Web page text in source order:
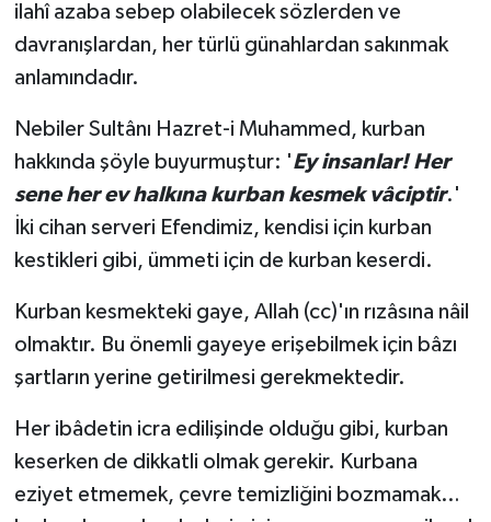
ilahî azaba sebep olabilecek sözlerden ve
davranışlardan, her türlü günahlardan sakınmak
anlamındadır.
Nebiler Sultânı Hazret-i Muhammed, kurban
hakkında şöyle buyurmuştur: 'Ey insanlar! Her
sene her ev halkına kurban kesmek vâciptir.'
İki cihan serveri Efendimiz, kendisi için kurban
kestikleri gibi, ümmeti için de kurban keserdi.
Kurban kesmekteki gaye, Allah (cc)'ın rızâsına nâil
olmaktır. Bu önemli gayeye erişebilmek için bâzı
şartların yerine getirilmesi gerekmektedir.
Her ibâdetin icra edilişinde olduğu gibi, kurban
keserken de dikkatli olmak gerekir. Kurbana
eziyet etmemek, çevre temizliğini bozmamak…